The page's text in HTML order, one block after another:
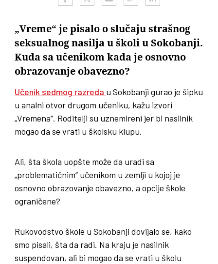
„Vreme“ je pisalo o slučaju strašnog
seksualnog nasilja u školi u Sokobanji.
Kuda sa učenikom kada je osnovno
obrazovanje obavezno?
Učenik sedmog razreda u Sokobanji gurao je šipku
u analni otvor drugom učeniku, kažu izvori
„Vremena“. Roditelji su uznemireni jer bi nasilnik
mogao da se vrati u školsku klupu.
Ali, šta škola uopšte može da uradi sa
„problematičnim“ učenikom u zemlji u kojoj je
osnovno obrazovanje obavezno, a opcije škole
ograničene?
Rukovodstvo škole u Sokobanji dovijalo se, kako
smo pisali, šta da radi. Na kraju je nasilnik
suspendovan, ali bi mogao da se vrati u školu